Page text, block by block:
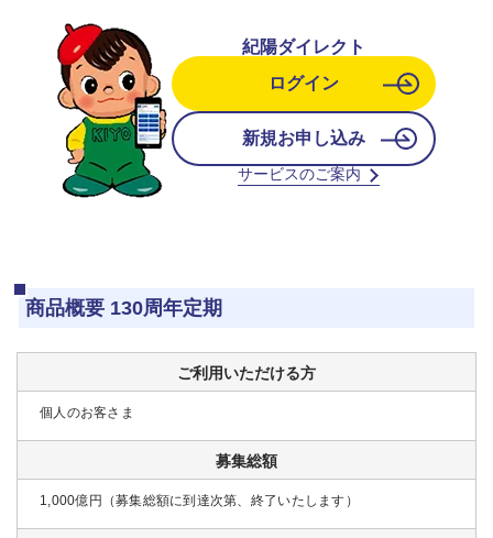
紀陽ダイレクト
ログイン
新規お申し込み
サービスのご案内
商品概要 130周年定期
ご利用いただける方
個人のお客さま
募集総額
1,000億円（募集総額に到達次第、終了いたします）